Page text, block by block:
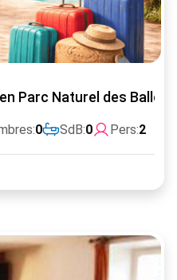
Parc Naturel des
0 SdB:0 Pers:2